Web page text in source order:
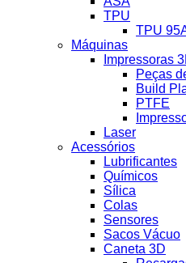
TPU
TPU
Máquinas
Impressoras
Peças
Build
PTFE
Laser
Acessórios
Lubrificantes
Químicos
Sílica
Colas
Sensores
Sacos Vácuo
Caneta 3D